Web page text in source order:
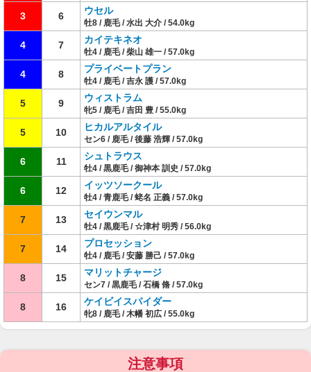
3 6 ウセル
牡8 / 鹿毛 / 水出 大介 / 54.0kg
4 7 カイテキネオ
牡4 / 鹿毛 / 柴山 雄一 / 57.0kg
4 8 プライベートプラン
牡4 / 鹿毛 / 吉永 護 / 57.0kg
5 9 ウィストラム
牝5 / 鹿毛 / 吉田 豊 / 55.0kg
5 10 ヒカルアルタイル
セン6 / 鹿毛 / 後藤 浩輝 / 57.0kg
6 11 シュトラウス
牡4 / 黒鹿毛 / 御神本 訓史 / 57.0kg
6 12 イッツソークール
牡4 / 青鹿毛 / 蛯名 正義 / 57.0kg
7 13 セイウンマル
牡4 / 黒鹿毛 / ☆津村 明秀 / 56.0kg
7 14 プロセッション
牡4 / 鹿毛 / 安藤 勝己 / 57.0kg
8 15 マリットチャージ
セン7 / 黒鹿毛 / 石橋 脩 / 57.0kg
8 16 ケイビイスパイダー
牝8 / 鹿毛 / 木幡 初広 / 55.0kg
注意事項